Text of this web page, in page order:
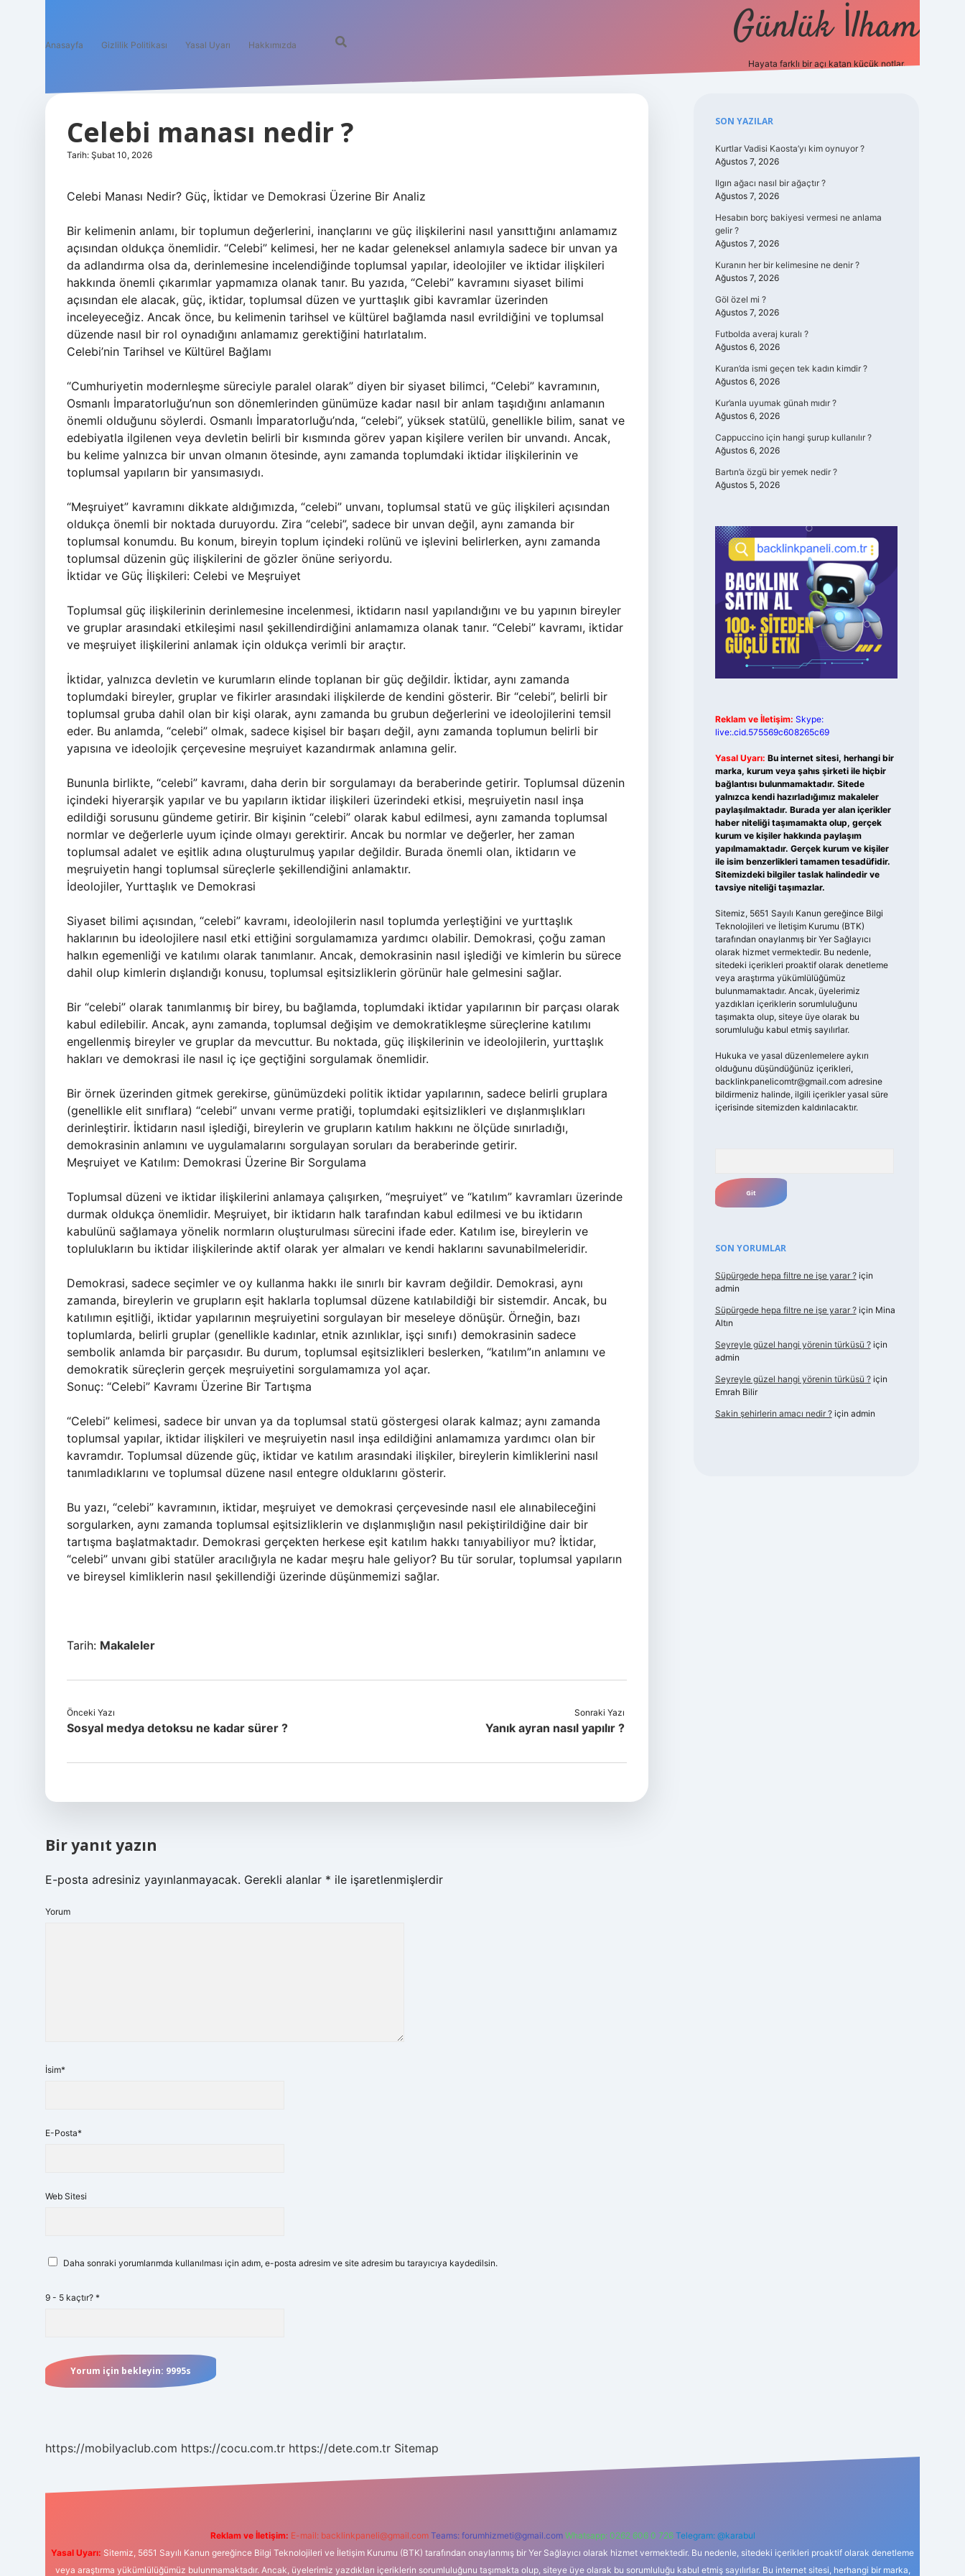
Anasayfa Gizlilik Politikası Yasal Uyarı Hakkımızda Günlük İlham
Hayata farklı bir açı katan küçük notlar.
Celebi manası nedir ?
Tarih: Şubat 10, 2026
Celebi Manası Nedir? Güç, İktidar ve Demokrasi Üzerine Bir Analiz
Bir kelimenin anlamı, bir toplumun değerlerini, inançlarını ve güç ilişkilerini nasıl yansıttığını anlamamız
açısından oldukça önemlidir. “Celebi” kelimesi, her ne kadar geleneksel anlamıyla sadece bir unvan ya
da adlandırma olsa da, derinlemesine incelendiğinde toplumsal yapılar, ideolojiler ve iktidar ilişkileri
hakkında önemli çıkarımlar yapmamıza olanak tanır. Bu yazıda, “Celebi” kavramını siyaset bilimi
açısından ele alacak, güç, iktidar, toplumsal düzen ve yurttaşlık gibi kavramlar üzerinden
inceleyeceğiz. Ancak önce, bu kelimenin tarihsel ve kültürel bağlamda nasıl evrildiğini ve toplumsal
düzende nasıl bir rol oynadığını anlamamız gerektiğini hatırlatalım.
Celebi’nin Tarihsel ve Kültürel Bağlamı
“Cumhuriyetin modernleşme süreciyle paralel olarak” diyen bir siyaset bilimci, “Celebi” kavramının,
Osmanlı İmparatorluğu’nun son dönemlerinden günümüze kadar nasıl bir anlam taşıdığını anlamanın
önemli olduğunu söylerdi. Osmanlı İmparatorluğu’nda, “celebi”, yüksek statülü, genellikle bilim, sanat ve
edebiyatla ilgilenen veya devletin belirli bir kısmında görev yapan kişilere verilen bir unvandı. Ancak,
bu kelime yalnızca bir unvan olmanın ötesinde, aynı zamanda toplumdaki iktidar ilişkilerinin ve
toplumsal yapıların bir yansımasıydı.
“Meşruiyet” kavramını dikkate aldığımızda, “celebi” unvanı, toplumsal statü ve güç ilişkileri açısından
oldukça önemli bir noktada duruyordu. Zira “celebi”, sadece bir unvan değil, aynı zamanda bir
toplumsal konumdu. Bu konum, bireyin toplum içindeki rolünü ve işlevini belirlerken, aynı zamanda
toplumsal düzenin güç ilişkilerini de gözler önüne seriyordu.
İktidar ve Güç İlişkileri: Celebi ve Meşruiyet
Toplumsal güç ilişkilerinin derinlemesine incelenmesi, iktidarın nasıl yapılandığını ve bu yapının bireyler
ve gruplar arasındaki etkileşimi nasıl şekillendirdiğini anlamamıza olanak tanır. “Celebi” kavramı, iktidar
ve meşruiyet ilişkilerini anlamak için oldukça verimli bir araçtır.
İktidar, yalnızca devletin ve kurumların elinde toplanan bir güç değildir. İktidar, aynı zamanda
toplumdaki bireyler, gruplar ve fikirler arasındaki ilişkilerde de kendini gösterir. Bir “celebi”, belirli bir
toplumsal gruba dahil olan bir kişi olarak, aynı zamanda bu grubun değerlerini ve ideolojilerini temsil
eder. Bu anlamda, “celebi” olmak, sadece kişisel bir başarı değil, aynı zamanda toplumun belirli bir
yapısına ve ideolojik çerçevesine meşruiyet kazandırmak anlamına gelir.
Bununla birlikte, “celebi” kavramı, daha derin bir sorgulamayı da beraberinde getirir. Toplumsal düzenin
içindeki hiyerarşik yapılar ve bu yapıların iktidar ilişkileri üzerindeki etkisi, meşruiyetin nasıl inşa
edildiği sorusunu gündeme getirir. Bir kişinin “celebi” olarak kabul edilmesi, aynı zamanda toplumsal
normlar ve değerlerle uyum içinde olmayı gerektirir. Ancak bu normlar ve değerler, her zaman
toplumsal adalet ve eşitlik adına oluşturulmuş yapılar değildir. Burada önemli olan, iktidarın ve
meşruiyetin hangi toplumsal süreçlerle şekillendiğini anlamaktır.
İdeolojiler, Yurttaşlık ve Demokrasi
Siyaset bilimi açısından, “celebi” kavramı, ideolojilerin nasıl toplumda yerleştiğini ve yurttaşlık
haklarının bu ideolojilere nasıl etki ettiğini sorgulamamıza yardımcı olabilir. Demokrasi, çoğu zaman
halkın egemenliği ve katılımı olarak tanımlanır. Ancak, demokrasinin nasıl işlediği ve kimlerin bu sürece
dahil olup kimlerin dışlandığı konusu, toplumsal eşitsizliklerin görünür hale gelmesini sağlar.
Bir “celebi” olarak tanımlanmış bir birey, bu bağlamda, toplumdaki iktidar yapılarının bir parçası olarak
kabul edilebilir. Ancak, aynı zamanda, toplumsal değişim ve demokratikleşme süreçlerine katılımı
engellenmiş bireyler ve gruplar da mevcuttur. Bu noktada, güç ilişkilerinin ve ideolojilerin, yurttaşlık
hakları ve demokrasi ile nasıl iç içe geçtiğini sorgulamak önemlidir.
Bir örnek üzerinden gitmek gerekirse, günümüzdeki politik iktidar yapılarının, sadece belirli gruplara
(genellikle elit sınıflara) “celebi” unvanı verme pratiği, toplumdaki eşitsizlikleri ve dışlanmışlıkları
derinleştirir. İktidarın nasıl işlediği, bireylerin ve grupların katılım hakkını ne ölçüde sınırladığı,
demokrasinin anlamını ve uygulamalarını sorgulayan soruları da beraberinde getirir.
Meşruiyet ve Katılım: Demokrasi Üzerine Bir Sorgulama
Toplumsal düzeni ve iktidar ilişkilerini anlamaya çalışırken, “meşruiyet” ve “katılım” kavramları üzerinde
durmak oldukça önemlidir. Meşruiyet, bir iktidarın halk tarafından kabul edilmesi ve bu iktidarın
kabulünü sağlamaya yönelik normların oluşturulması sürecini ifade eder. Katılım ise, bireylerin ve
toplulukların bu iktidar ilişkilerinde aktif olarak yer almaları ve kendi haklarını savunabilmeleridir.
Demokrasi, sadece seçimler ve oy kullanma hakkı ile sınırlı bir kavram değildir. Demokrasi, aynı
zamanda, bireylerin ve grupların eşit haklarla toplumsal düzene katılabildiği bir sistemdir. Ancak, bu
katılımın eşitliği, iktidar yapılarının meşruiyetini sorgulayan bir meseleye dönüşür. Örneğin, bazı
toplumlarda, belirli gruplar (genellikle kadınlar, etnik azınlıklar, işçi sınıfı) demokrasinin sadece
sembolik anlamda bir parçasıdır. Bu durum, toplumsal eşitsizlikleri beslerken, “katılım”ın anlamını ve
demokratik süreçlerin gerçek meşruiyetini sorgulamamıza yol açar.
Sonuç: “Celebi” Kavramı Üzerine Bir Tartışma
“Celebi” kelimesi, sadece bir unvan ya da toplumsal statü göstergesi olarak kalmaz; aynı zamanda
toplumsal yapılar, iktidar ilişkileri ve meşruiyetin nasıl inşa edildiğini anlamamıza yardımcı olan bir
kavramdır. Toplumsal düzende güç, iktidar ve katılım arasındaki ilişkiler, bireylerin kimliklerini nasıl
tanımladıklarını ve toplumsal düzene nasıl entegre olduklarını gösterir.
Bu yazı, “celebi” kavramının, iktidar, meşruiyet ve demokrasi çerçevesinde nasıl ele alınabileceğini
sorgularken, aynı zamanda toplumsal eşitsizliklerin ve dışlanmışlığın nasıl pekiştirildiğine dair bir
tartışma başlatmaktadır. Demokrasi gerçekten herkese eşit katılım hakkı tanıyabiliyor mu? İktidar,
“celebi” unvanı gibi statüler aracılığıyla ne kadar meşru hale geliyor? Bu tür sorular, toplumsal yapıların
ve bireysel kimliklerin nasıl şekillendiği üzerinde düşünmemizi sağlar.
Tarih: Makaleler
Önceki Yazı
Sosyal medya detoksu ne kadar sürer ?
Sonraki Yazı
Yanık ayran nasıl yapılır ?
Bir yanıt yazın
E-posta adresiniz yayınlanmayacak. Gerekli alanlar * ile işaretlenmişlerdir
Yorum
İsim*
E-Posta*
Web Sitesi
Daha sonraki yorumlarımda kullanılması için adım, e-posta adresim ve site adresim bu tarayıcıya kaydedilsin.
9 - 5 kaçtır? *
https://mobilyaclub.com https://cocu.com.tr https://dete.com.tr Sitemap
Sidebar
SON YAZILAR
Kurtlar Vadisi Kaosta’yı kim oynuyor ?
Ağustos 7, 2026
Ilgın ağacı nasıl bir ağaçtır ?
Ağustos 7, 2026
Hesabın borç bakiyesi vermesi ne anlama
gelir ?
Ağustos 7, 2026
Kuranın her bir kelimesine ne denir ?
Ağustos 7, 2026
Göl özel mi ?
Ağustos 7, 2026
Futbolda averaj kuralı ?
Ağustos 6, 2026
Kuran’da ismi geçen tek kadın kimdir ?
Ağustos 6, 2026
Kur’anla uyumak günah mıdır ?
Ağustos 6, 2026
Cappuccino için hangi şurup kullanılır ?
Ağustos 6, 2026
Bartın’a özgü bir yemek nedir ?
Ağustos 5, 2026
Reklam ve İletişim: Skype:
live:.cid.575569c608265c69
Yasal Uyarı: Bu internet sitesi, herhangi bir
marka, kurum veya şahıs şirketi ile hiçbir
bağlantısı bulunmamaktadır. Sitede
yalnızca kendi hazırladığımız makaleler
paylaşılmaktadır. Burada yer alan içerikler
haber niteliği taşımamakta olup, gerçek
kurum ve kişiler hakkında paylaşım
yapılmamaktadır. Gerçek kurum ve kişiler
ile isim benzerlikleri tamamen tesadüfidir.
Sitemizdeki bilgiler taslak halindedir ve
tavsiye niteliği taşımazlar.
Sitemiz, 5651 Sayılı Kanun gereğince Bilgi
Teknolojileri ve İletişim Kurumu (BTK)
tarafından onaylanmış bir Yer Sağlayıcı
olarak hizmet vermektedir. Bu nedenle,
sitedeki içerikleri proaktif olarak denetleme
veya araştırma yükümlülüğümüz
bulunmamaktadır. Ancak, üyelerimiz
yazdıkları içeriklerin sorumluluğunu
taşımakta olup, siteye üye olarak bu
sorumluluğu kabul etmiş sayılırlar.
Hukuka ve yasal düzenlemelere aykırı
olduğunu düşündüğünüz içerikleri,
backlinkpanelicomtr@gmail.comadresine
bildirmeniz halinde, ilgili içerikler yasal süre
içerisinde sitemizden kaldırılacaktır.
SON YORUMLAR
Süpürgede hepa filtre ne işe yarar ?için
admin
Süpürgede hepa filtre ne işe yarar ?için Mina
Altın
Seyreyle güzel hangi yörenin türküsü ?için
admin
Seyreyle güzel hangi yörenin türküsü ?için
Emrah Bilir
Sakin şehirlerin amacı nedir ?için admin
Reklam ve İletişim: E-mail: backlinkpaneli@gmail.com Teams: forumhizmeti@gmail.com Whatsapp: 0262 606 0 726 Telegram: @karabul
Yasal Uyarı: Sitemiz, 5651 Sayılı Kanun gereğince Bilgi Teknolojileri ve İletişim Kurumu (BTK) tarafından onaylanmış bir Yer Sağlayıcı olarak hizmet vermektedir. Bu nedenle, sitedeki içerikleri proaktif olarak denetleme
veya araştırma yükümlülüğümüz bulunmamaktadır. Ancak, üyelerimiz yazdıkları içeriklerin sorumluluğunu taşımakta olup, siteye üye olarak bu sorumluluğu kabul etmiş sayılırlar. Bu internet sitesi, herhangi bir marka,